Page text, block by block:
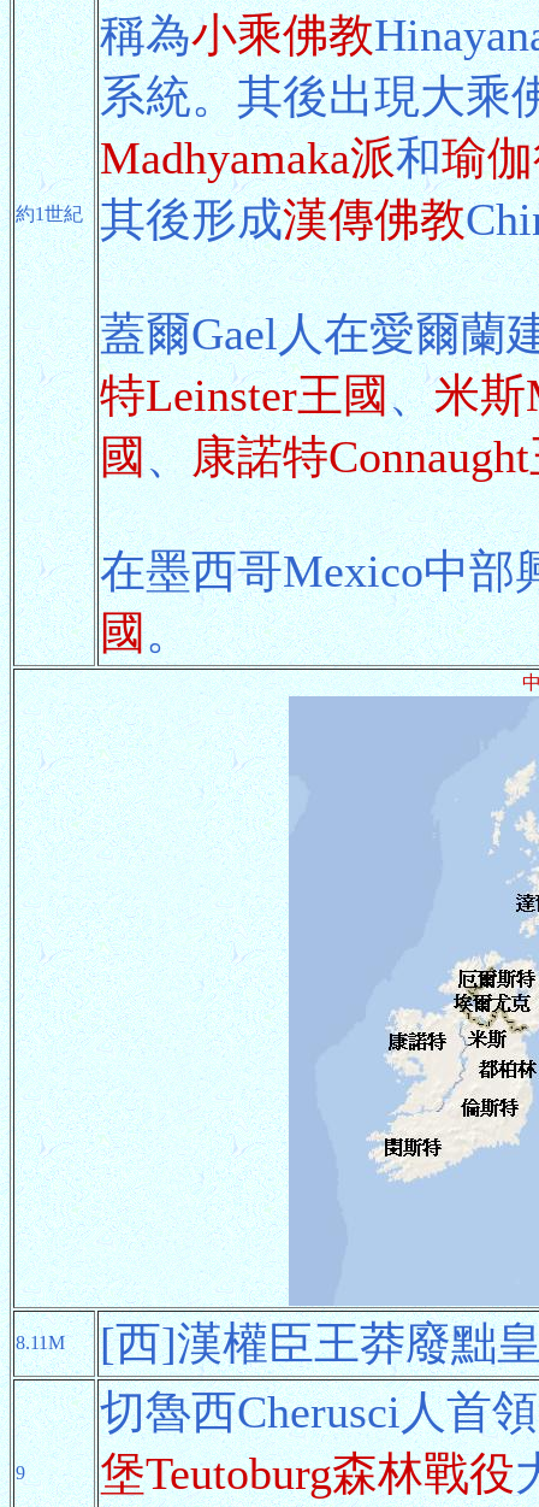
約1世紀
稱為小乘佛教
系統。其後出現大乘
Madhyamaka派和瑜伽
其後形成漢傳佛教
蓋爾Gael人在愛爾蘭
特Leinster王國、米斯
國、康諾特
在墨西哥Mexico中部
國。
8.11M [西]漢權臣王莽廢黜
9
切魯西Cherusci人首
堡Teutoburg森林戰役